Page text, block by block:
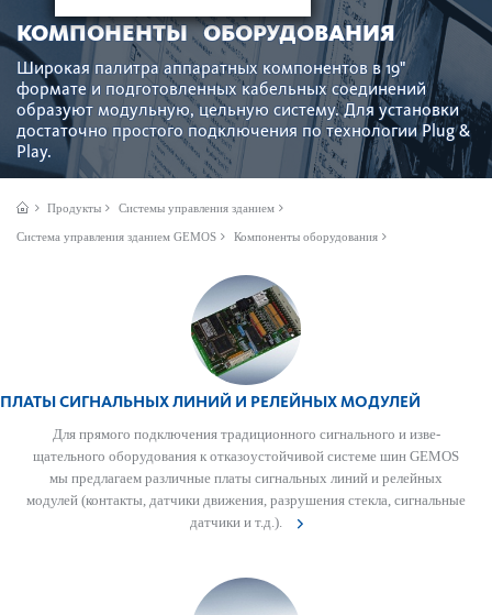
КОМПОНЕНТЫ ОБОРУДОВАНИЯ
Широкая пал­итра аппар­атных компонентов в 19"
формате и подготов­ленных кабельных соединений
образуют модульную, цельную сис­тему. Для установки
дос­тат­очно про­с­того под­ключения по технол­огии Plug &
Play.
Продукты Системы управления зданием
Сис­тема управ­ления зданием GEMOS Компоненты оборудования
ПЛАТЫ СИГНАЛЬНЫХ ЛИНИЙ И РЕЛ­ЕЙНЫХ МОДУЛЕЙ
Для прямого под­ключения традицио­нного сигнального и изв­е­
щательного обору­дования к отказо­устойчивой сис­теме шин GEMOS
мы предлагаем различные платы сигнальных линий и рел­ейных
модулей (контакты, дат­чики движения, разр­уш­ения стекла, сигнальные
дат­чики и т.д.).